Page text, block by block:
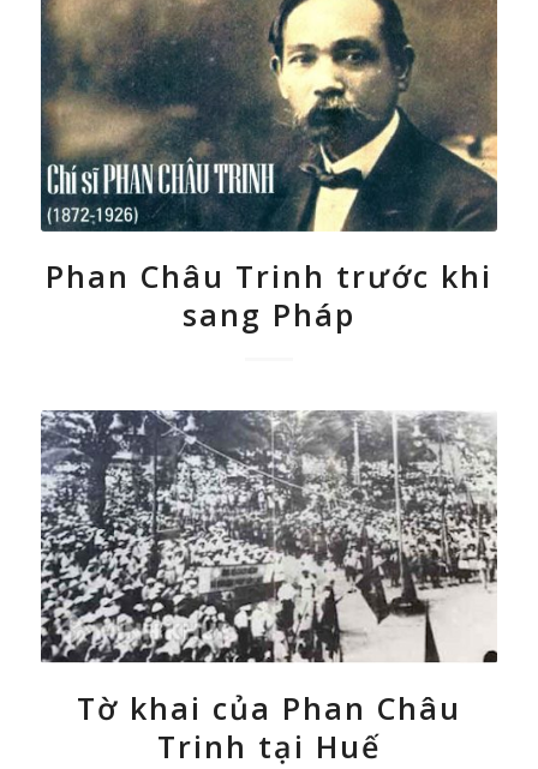
Phan Châu Trinh trước khi
sang Pháp
Tờ khai của Phan Châu
Trinh tại Huế